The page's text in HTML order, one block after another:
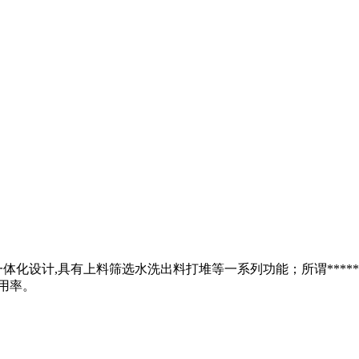
化设计,具有上料筛选水洗出料打堆等一系列功能；所谓
率。